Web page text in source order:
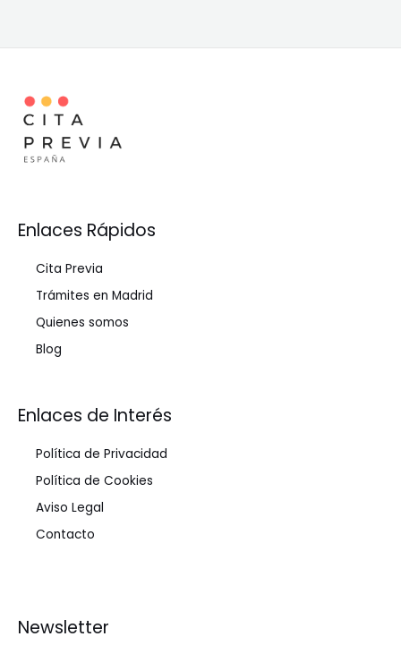
Enlaces Rápidos
Cita Previa
Trámites en Madrid
Quienes somos
Blog
Enlaces de Interés
Política de Privacidad
Política de Cookies
Aviso Legal
Contacto
Newsletter